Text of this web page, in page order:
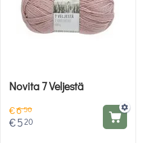
Novita 7 Veljestä
€650
€520